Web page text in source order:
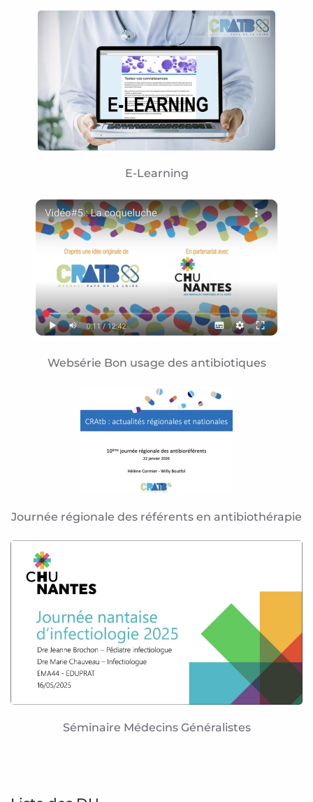
E-Learning
Websérie Bon usage des antibiotiques
Journée régionale des référents en antibiothérapie
Séminaire Médecins Généralistes